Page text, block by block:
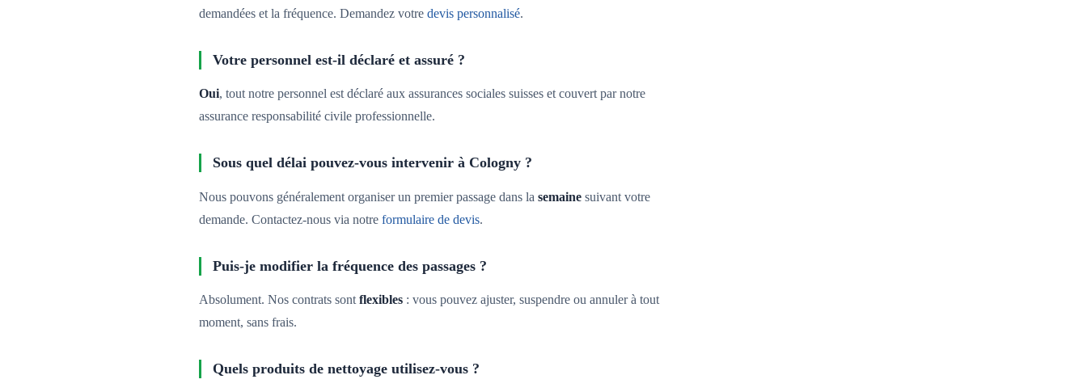
demandées et la fréquence. Demandez votre devis personnalisé.
Votre personnel est-il déclaré et assuré ?
Oui, tout notre personnel est déclaré aux assurances sociales suisses et couvert par notre
assurance responsabilité civile professionnelle.
Sous quel délai pouvez-vous intervenir à Cologny ?
Nous pouvons généralement organiser un premier passage dans la semaine suivant votre
demande. Contactez-nous via notre formulaire de devis.
Puis-je modifier la fréquence des passages ?
Absolument. Nos contrats sontflexibles : vous pouvez ajuster, suspendre ou annuler à tout
moment, sans frais.
Quels produits de nettoyage utilisez-vous ?